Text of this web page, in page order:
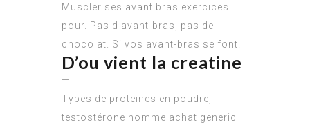
Muscler ses avant bras exercices
pour. Pas d avant-bras, pas de
chocolat. Si vos avant-bras se font.
D’ou vient la creatine
—
Types de proteines en poudre,
testostérone homme achat generic